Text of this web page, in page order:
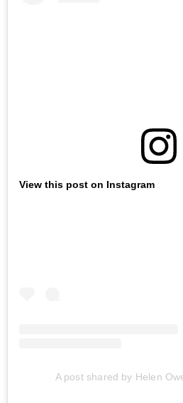
View this post on Instagram
A post shared by Helen